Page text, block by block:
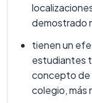
demostrado
tienen un
estudiantes
concepto de
colegio, más